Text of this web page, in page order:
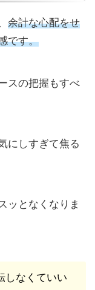
余計な心配をせ
です。
スの把握もすべ
にしすぎて焦る
ッとなくなりま
しなくていい